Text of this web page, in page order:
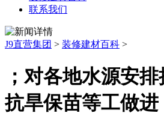
联系我们
J9直营集团 > 装修建材百科 >
；对各地水源安排
抗旱保苗等工做进